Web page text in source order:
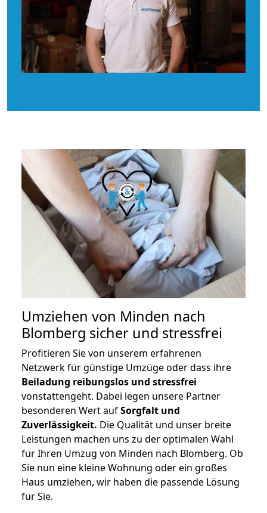
Umziehen von Minden nach
Blomberg sicher und stressfrei
Profitieren Sie von unserem erfahrenen
Netzwerk für günstige Umzüge oder dass ihre
Beiladung reibungslos und stressfrei
vonstattengeht. Dabei legen unsere Partner
besonderen Wert aufSorgfalt und
Zuverlässigkeit. Die Qualität und unser breite
Leistungen machen uns zu der optimalen Wahl
für Ihren Umzug von Minden nach Blomberg. Ob
Sie nun eine kleine Wohnung oder ein großes
Haus umziehen, wir haben die passende Lösung
für Sie.